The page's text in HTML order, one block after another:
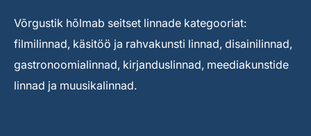
Võrgustik hõlmab seitset linnade kategooriat:
filmilinnad, käsitöö ja rahvakunsti linnad, disainilinnad,
gastronoomialinnad, kirjanduslinnad, meediakunstide
linnad ja muusikalinnad.